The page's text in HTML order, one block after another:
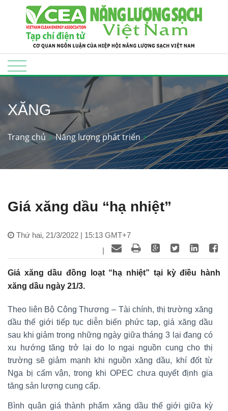
XĂNG
Trang chủ Năng lượng phát triển
Giá xăng dầu “hạ nhiệt”
Thứ hai, 21/3/2022 | 15:13 GMT+7
|
Giá xăng dầu đồng loạt “hạ nhiệt” tại kỳ điều hành
xăng dầu ngày 21/3.
Theo liên Bộ Công Thương – Tài chính, thị trường xăng
dầu thế giới tiếp tục diễn biến phức tạp, giá xăng dầu
sau khi giảm trong những ngày giữa tháng 3 lại đang có
xu hướng tăng trở lại do lo ngại nguồn cung cho thị
trường sẽ giảm mạnh khi nguồn xăng dầu, khí đốt từ
Nga bị cấm vận, trong khi OPEC chưa quyết định gia
tăng sản lượng cung cấp.
Bình quân giá thành phẩm xăng dầu thế giới giữa kỳ